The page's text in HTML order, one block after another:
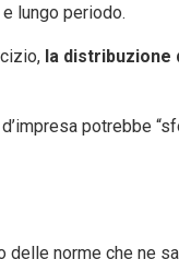
lungo periodo.
la distribuzione
potrebbe
delle norme che ne